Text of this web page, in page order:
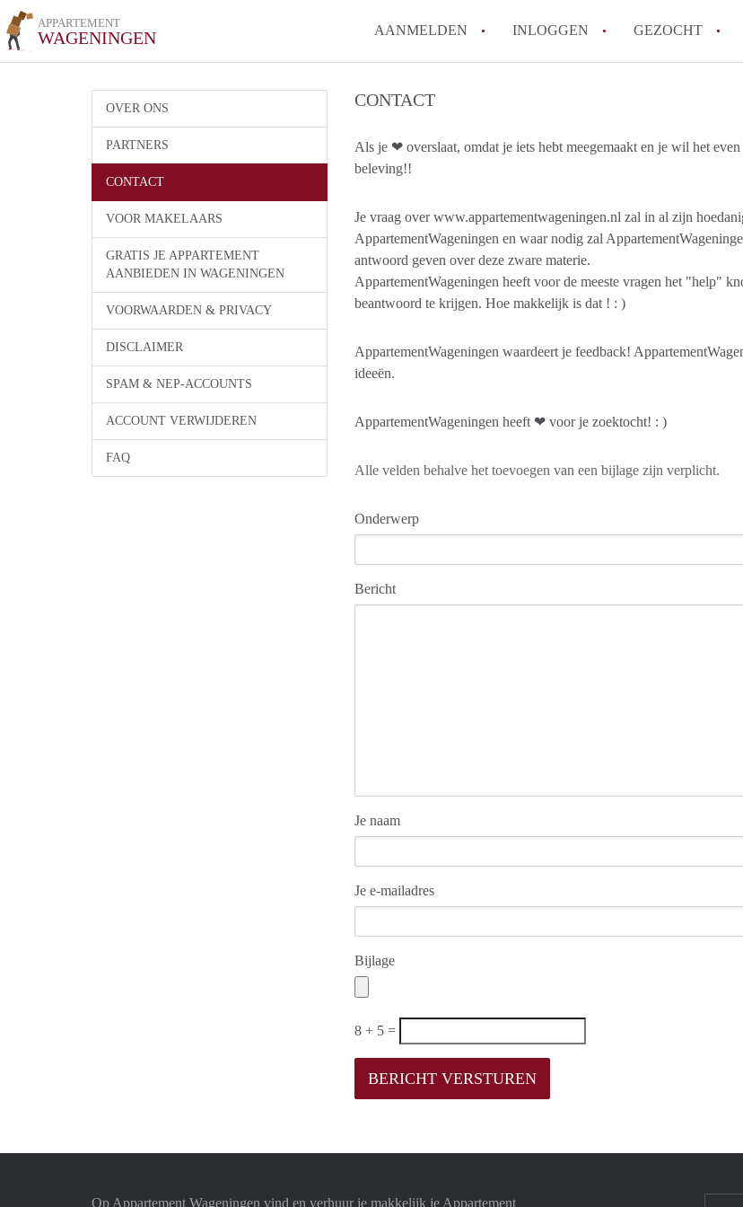
APPARTEMENT
WAGENINGEN AANMELDEN INLOGGEN GEZOCHT
Berekent
Wat is de privacyverklaring
Is AppartementWageningen
Appartement / Appartementen
OVER ONS
PARTNERS
CONTACT
VOOR MAKELAARS
GRATIS JE APPARTEMENT
AANBIEDEN IN WAGENINGEN
VOORWAARDEN & PRIVACY
DISCLAIMER
SPAM & NEP-ACCOUNTS
ACCOUNT VERWIJDEREN
FAQ
CONTACT
Als je ❤ overslaat, omdat je iets hebt meegemaakt en je wil het
beleving!!
Je vraag over www.appartementwageningen.nl zal in al zijn
AppartementWageningen en waar nodig zal
antwoord geven over deze zware materie.
AppartementWageningen heeft voor de meeste vragen het "help"
beantwoord te krijgen. Hoe makkelijk is dat ! : )
AppartementWageningen waardeert je feedback!
ideeën.
AppartementWageningen heeft ❤ voor je zoektocht! : )
Alle velden behalve het toevoegen van een bijlage zijn verplicht.
Onderwerp
Bericht
Je naam
Je e-mailadres
Bijlage
8 + 5 =
Op Appartement Wageningen vind en verhuur je makkelijk je Appartement